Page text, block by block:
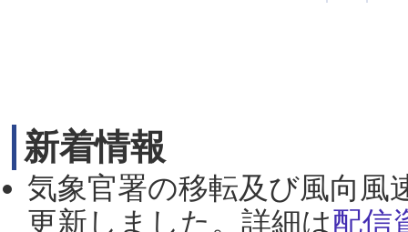
新着情報
気象官署の移転及び風向風
更新しました。詳細は配信